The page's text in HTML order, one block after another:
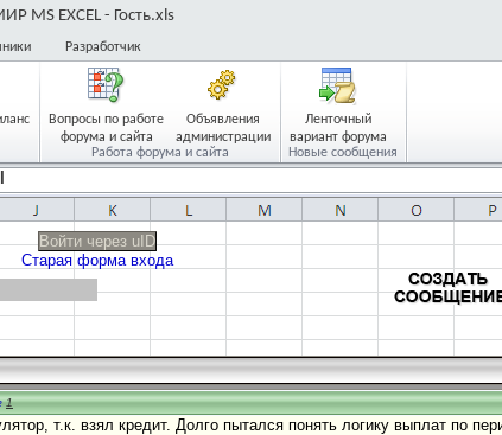
MS EXCEL - Гость.xls
Разработчик
Вопросы по работе
форума и сайта
Объявления
администрации
Работа форума и сайта
Ленточный
вариант форума
Новые сообщения
Войти через uID
Старая форма входа
1
т.к. взял кредит. Долго пытался понять логику выплат по